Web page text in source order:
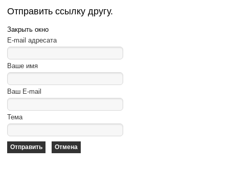
Отправить ссылку другу.
Закрыть окно
E-mail адресата
Ваше имя
Ваш E-mail
Тема
Отправить Отмена